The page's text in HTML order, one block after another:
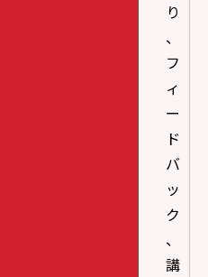
り
、
フ
ィ
ー
ド
バ
ッ
ク
、
講